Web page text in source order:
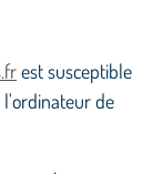
est susceptible
l'ordinateur de